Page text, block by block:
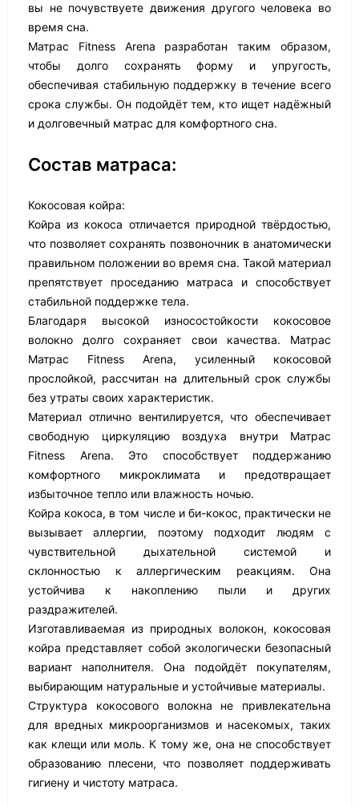
вы не почувствуете движения другого человека во
время сна.
Матрас Fitness Arena разработан таким образом,
чтобы долго сохранять форму и упругость,
обеспечивая стабильную поддержку в течение всего
срока службы. Он подойдёт тем, кто ищет надёжный
и долговечный матрас для комфортного сна.
Состав матраса:
Кокосовая койра:
Койра из кокоса отличается природной твёрдостью,
что позволяет сохранять позвоночник в анатомически
правильном положении во время сна. Такой материал
препятствует проседанию матраса и способствует
стабильной поддержке тела.
Благодаря высокой износостойкости кокосовое
волокно долго сохраняет свои качества. Матрас
Матрас Fitness Arena, усиленный кокосовой
прослойкой, рассчитан на длительный срок службы
без утраты своих характеристик.
Материал отлично вентилируется, что обеспечивает
свободную циркуляцию воздуха внутри Матрас
Fitness Arena. Это способствует поддержанию
комфортного микроклимата и предотвращает
избыточное тепло или влажность ночью.
Койра кокоса, в том числе и би-кокос, практически не
вызывает аллергии, поэтому подходит людям с
чувствительной дыхательной системой и
склонностью к аллергическим реакциям. Она
устойчива к накоплению пыли и других
раздражителей.
Изготавливаемая из природных волокон, кокосовая
койра представляет собой экологически безопасный
вариант наполнителя. Она подойдёт покупателям,
выбирающим натуральные и устойчивые материалы.
Структура кокосового волокна не привлекательна
для вредных микроорганизмов и насекомых, таких
как клещи или моль. К тому же, она не способствует
образованию плесени, что позволяет поддерживать
гигиену и чистоту матраса.